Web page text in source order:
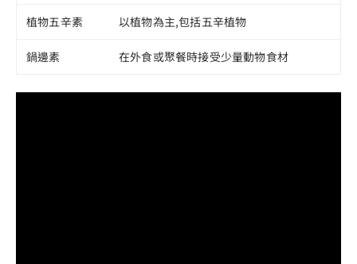
植物五辛素 以植物為主,包括五辛植物
鍋邊素 在外食或聚餐時接受少量動物食材